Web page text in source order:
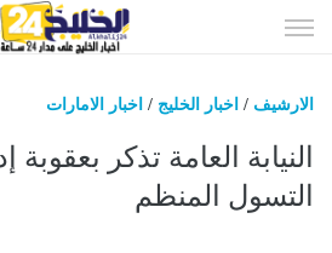
الى
الارشيف / اخبار الخليج / اخبار الامارات
النيابة العامة تذكر
التسول المنظم